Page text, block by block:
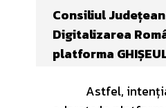
Consiliul
Digitalizarea
platforma
Astfel, intenția